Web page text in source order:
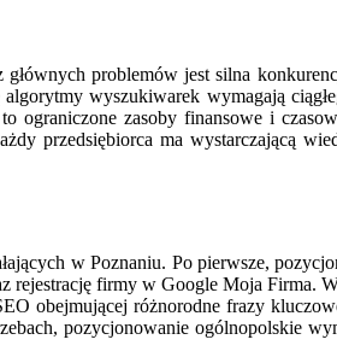
problemów jest silna
wyszukiwarek wymagają
ograniczone zasoby finansowe i
przedsiębiorca ma wystarczającą
w Poznaniu. Po pierwsze,
rejestrację firmy w Google Moja Firma.
obejmującej różnorodne frazy
pozycjonowanie ogólnopolskie